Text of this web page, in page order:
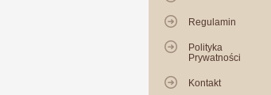
Regulamin
Polityka
Prywatności
Kontakt